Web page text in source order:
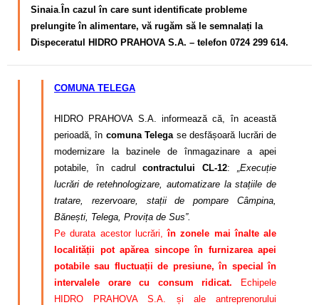
Sinaia. În cazul în care sunt identificate probleme
prelungite în alimentare, vă rugăm să le semnalați la
Dispeceratul HIDRO PRAHOVA S.A. – telefon 0724 299 614.
COMUNA TELEGA
HIDRO PRAHOVA S.A. informează că, în această
perioadă, în comuna Telega se desfășoară lucrări de
modernizare la bazinele de înmagazinare a apei
potabile, în cadrulcontractului CL-12: „Execuție
lucrări de retehnologizare, automatizare la stațiile de
tratare, rezervoare, stații de pompare Câmpina,
Bănești, Telega, Provița de Sus”.
Pe durata acestor lucrări,în zonele mai înalte ale
localității pot apărea sincope în furnizarea apei
potabile sau fluctuații de presiune, în special în
intervalele orare cu consum ridicat. Echipele
HIDRO PRAHOVA S.A. și ale antreprenorului